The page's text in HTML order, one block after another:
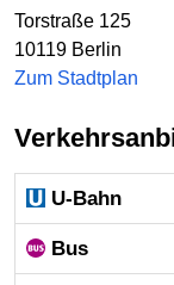
Torstraße 125
10119 Berlin
Zum Stadtplan
U-Bahn
Bus